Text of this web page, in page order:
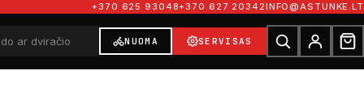
+370 625 93048+370 627 20342INFO@ASTUNKE.LT
NUOMA SERVISAS